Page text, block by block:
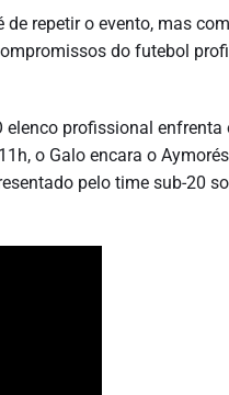
repetir o evento, mas
do futebol
profissional enfrenta
o Galo encara o
pelo time sub-20